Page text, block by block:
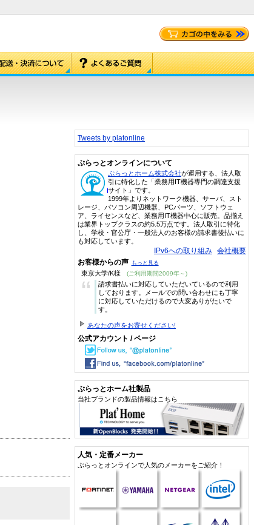
Tweets by platonline
ぷらっとオンラインについて
ぷらっとホーム株式会社が運用する、法人取
引に特化した「業務用IT機器専門の調達支援
サイト」です。
1999年よりネットワーク機器、サーバ、スト
レージ、パソコン周辺機器、PCパーツ、ソフトウェ
ア、ライセンスなど、業務用IT機器中心に販売。品揃え
は業界トップクラスの約5.5万点です。法人取引に特化
し、学校・官公庁・一般法人のお客様の請求書後払いに
も対応しています。
IPv6への取り組み 会社概要
お客様からの声 もっと見る
東京大学/K様 (ご利用期間2009年～)
“
請求書払いに対応していただいているので利用
しております。メールでの問い合わせにも丁寧
に対応していただけるので大変ありがたいで
す。
あなたの声をお寄せください!
公式アカウント / ページ
ぷらっとホーム社製品
当社ブランドの製品情報はこちら
人気・定番メーカー
ぷらっとオンラインで人気のメーカーをご紹介！